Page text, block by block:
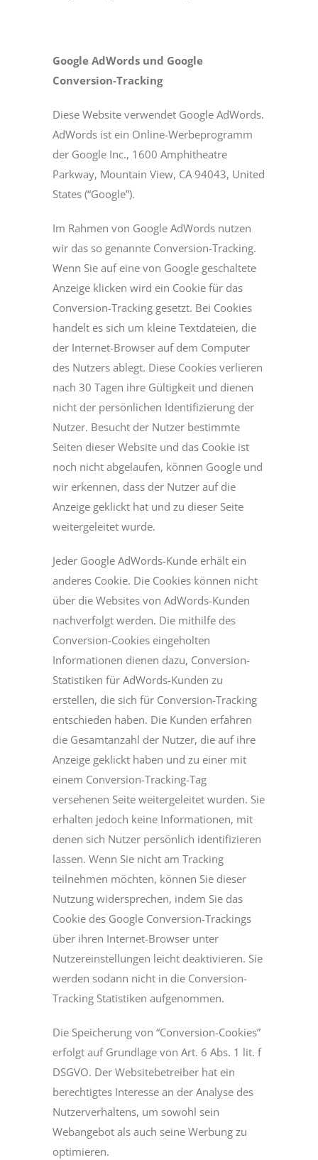
Google AdWords und Google
Conversion-Tracking
Diese Website verwendet Google AdWords.
AdWords ist ein Online-Werbeprogramm
der Google Inc., 1600 Amphitheatre
Parkway, Mountain View, CA 94043, United
States (“Google”).
Im Rahmen von Google AdWords nutzen
wir das so genannte Conversion-Tracking.
Wenn Sie auf eine von Google geschaltete
Anzeige klicken wird ein Cookie für das
Conversion-Tracking gesetzt. Bei Cookies
handelt es sich um kleine Textdateien, die
der Internet-Browser auf dem Computer
des Nutzers ablegt. Diese Cookies verlieren
nach 30 Tagen ihre Gültigkeit und dienen
nicht der persönlichen Identifizierung der
Nutzer. Besucht der Nutzer bestimmte
Seiten dieser Website und das Cookie ist
noch nicht abgelaufen, können Google und
wir erkennen, dass der Nutzer auf die
Anzeige geklickt hat und zu dieser Seite
weitergeleitet wurde.
Jeder Google AdWords-Kunde erhält ein
anderes Cookie. Die Cookies können nicht
über die Websites von AdWords-Kunden
nachverfolgt werden. Die mithilfe des
Conversion-Cookies eingeholten
Informationen dienen dazu, Conversion-
Statistiken für AdWords-Kunden zu
erstellen, die sich für Conversion-Tracking
entschieden haben. Die Kunden erfahren
die Gesamtanzahl der Nutzer, die auf ihre
Anzeige geklickt haben und zu einer mit
einem Conversion-Tracking-Tag
versehenen Seite weitergeleitet wurden. Sie
erhalten jedoch keine Informationen, mit
denen sich Nutzer persönlich identifizieren
lassen. Wenn Sie nicht am Tracking
teilnehmen möchten, können Sie dieser
Nutzung widersprechen, indem Sie das
Cookie des Google Conversion-Trackings
über ihren Internet-Browser unter
Nutzereinstellungen leicht deaktivieren. Sie
werden sodann nicht in die Conversion-
Tracking Statistiken aufgenommen.
Die Speicherung von “Conversion-Cookies”
erfolgt auf Grundlage von Art. 6 Abs. 1 lit. f
DSGVO. Der Websitebetreiber hat ein
berechtigtes Interesse an der Analyse des
Nutzerverhaltens, um sowohl sein
Webangebot als auch seine Werbung zu
optimieren.